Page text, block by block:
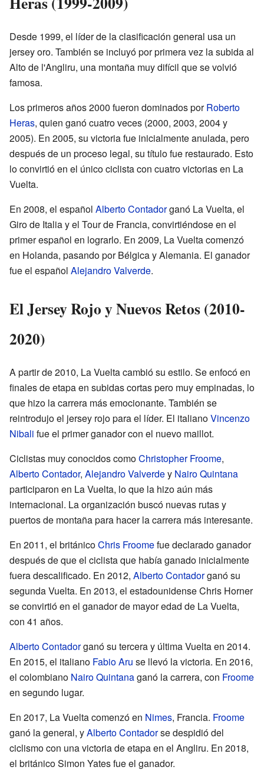
Desde 1999, el líder de la clasificación general usa un
jersey oro. También se incluyó por primera vez la subida al
Alto de l'Angliru, una montaña muy difícil que se volvió
famosa.
Los primeros años 2000 fueron dominados porRoberto
Heras, quien ganó cuatro veces (2000, 2003, 2004 y
2005). En 2005, su victoria fue inicialmente anulada, pero
después de un proceso legal, su título fue restaurado. Esto
lo convirtió en el único ciclista con cuatro victorias en La
Vuelta.
En 2008, el español Alberto Contadorganó La Vuelta, el
Giro de Italia y el Tour de Francia, convirtiéndose en el
primer español en lograrlo. En 2009, La Vuelta comenzó
en Holanda, pasando por Bélgica y Alemania. El ganador
fue el español Alejandro Valverde.
El Jersey Rojo y Nuevos Retos (2010-
2020)
A partir de 2010, La Vuelta cambió su estilo. Se enfocó en
finales de etapa en subidas cortas pero muy empinadas, lo
que hizo la carrera más emocionante. También se
reintrodujo el jersey rojo para el líder. El italianoVincenzo
Nibali fue el primer ganador con el nuevo maillot.
Ciclistas muy conocidos comoChristopher Froome,
Alberto Contador, Alejandro Valverdey Nairo Quintana
participaron en La Vuelta, lo que la hizo aún más
internacional. La organización buscó nuevas rutas y
puertos de montaña para hacer la carrera más interesante.
En 2011, el británicoChris Froomefue declarado ganador
después de que el ciclista que había ganado inicialmente
fuera descalificado. En 2012, Alberto Contadorganó su
segunda Vuelta. En 2013, el estadounidense Chris Horner
se convirtió en el ganador de mayor edad de La Vuelta,
con 41 años.
Alberto Contadorganó su tercera y última Vuelta en 2014.
En 2015, el italiano Fabio Aru se llevó la victoria. En 2016,
el colombiano Nairo Quintanaganó la carrera, con Froome
en segundo lugar.
En 2017, La Vuelta comenzó en Nimes, Francia. Froome
ganó la general, yAlberto Contadorse despidió del
ciclismo con una victoria de etapa en el Angliru. En 2018,
el británico Simon Yates fue el ganador.